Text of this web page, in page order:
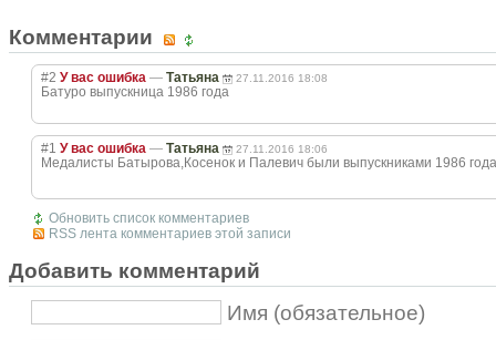
Комментарии
#2 У вас ошибка — Татьяна 27.11.2016 18:08
Батуро выпускница 1986 года
#1 У вас ошибка — Татьяна 27.11.2016 18:06
Медалисты Батырова,Косенок и Палевич были выпускниками 1986 года
Обновить список комментариев
RSS лента комментариев этой записи
Добавить комментарий
Имя (обязательное)